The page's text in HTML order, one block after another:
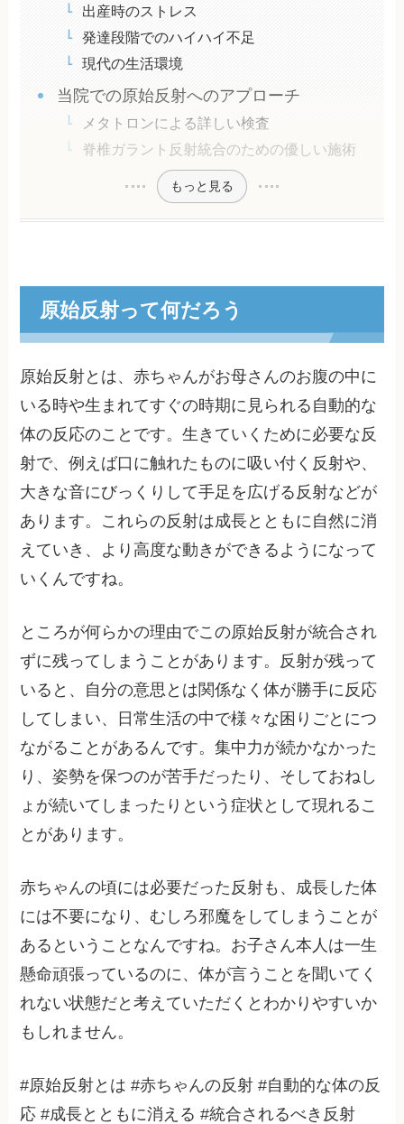
出産時のストレス
発達段階でのハイハイ不足
現代の生活環境
当院での原始反射へのアプローチ
メタトロンによる詳しい検査
脊椎ガラント反射統合のための優しい施術
もっと見る
原始反射って何だろう
原始反射とは、赤ちゃんがお母さんのお腹の中に
いる時や生まれてすぐの時期に見られる自動的な
体の反応のことです。生きていくために必要な反
射で、例えば口に触れたものに吸い付く反射や、
大きな音にびっくりして手足を広げる反射などが
あります。これらの反射は成長とともに自然に消
えていき、より高度な動きができるようになって
いくんですね。
ところが何らかの理由でこの原始反射が統合され
ずに残ってしまうことがあります。反射が残って
いると、自分の意思とは関係なく体が勝手に反応
してしまい、日常生活の中で様々な困りごとにつ
ながることがあるんです。集中力が続かなかった
り、姿勢を保つのが苦手だったり、そしておねし
ょが続いてしまったりという症状として現れるこ
とがあります。
赤ちゃんの頃には必要だった反射も、成長した体
には不要になり、むしろ邪魔をしてしまうことが
あるということなんですね。お子さん本人は一生
懸命頑張っているのに、体が言うことを聞いてく
れない状態だと考えていただくとわかりやすいか
もしれません。
#原始反射とは #赤ちゃんの反射 #自動的な体の反
応 #成長とともに消える #統合されるべき反射